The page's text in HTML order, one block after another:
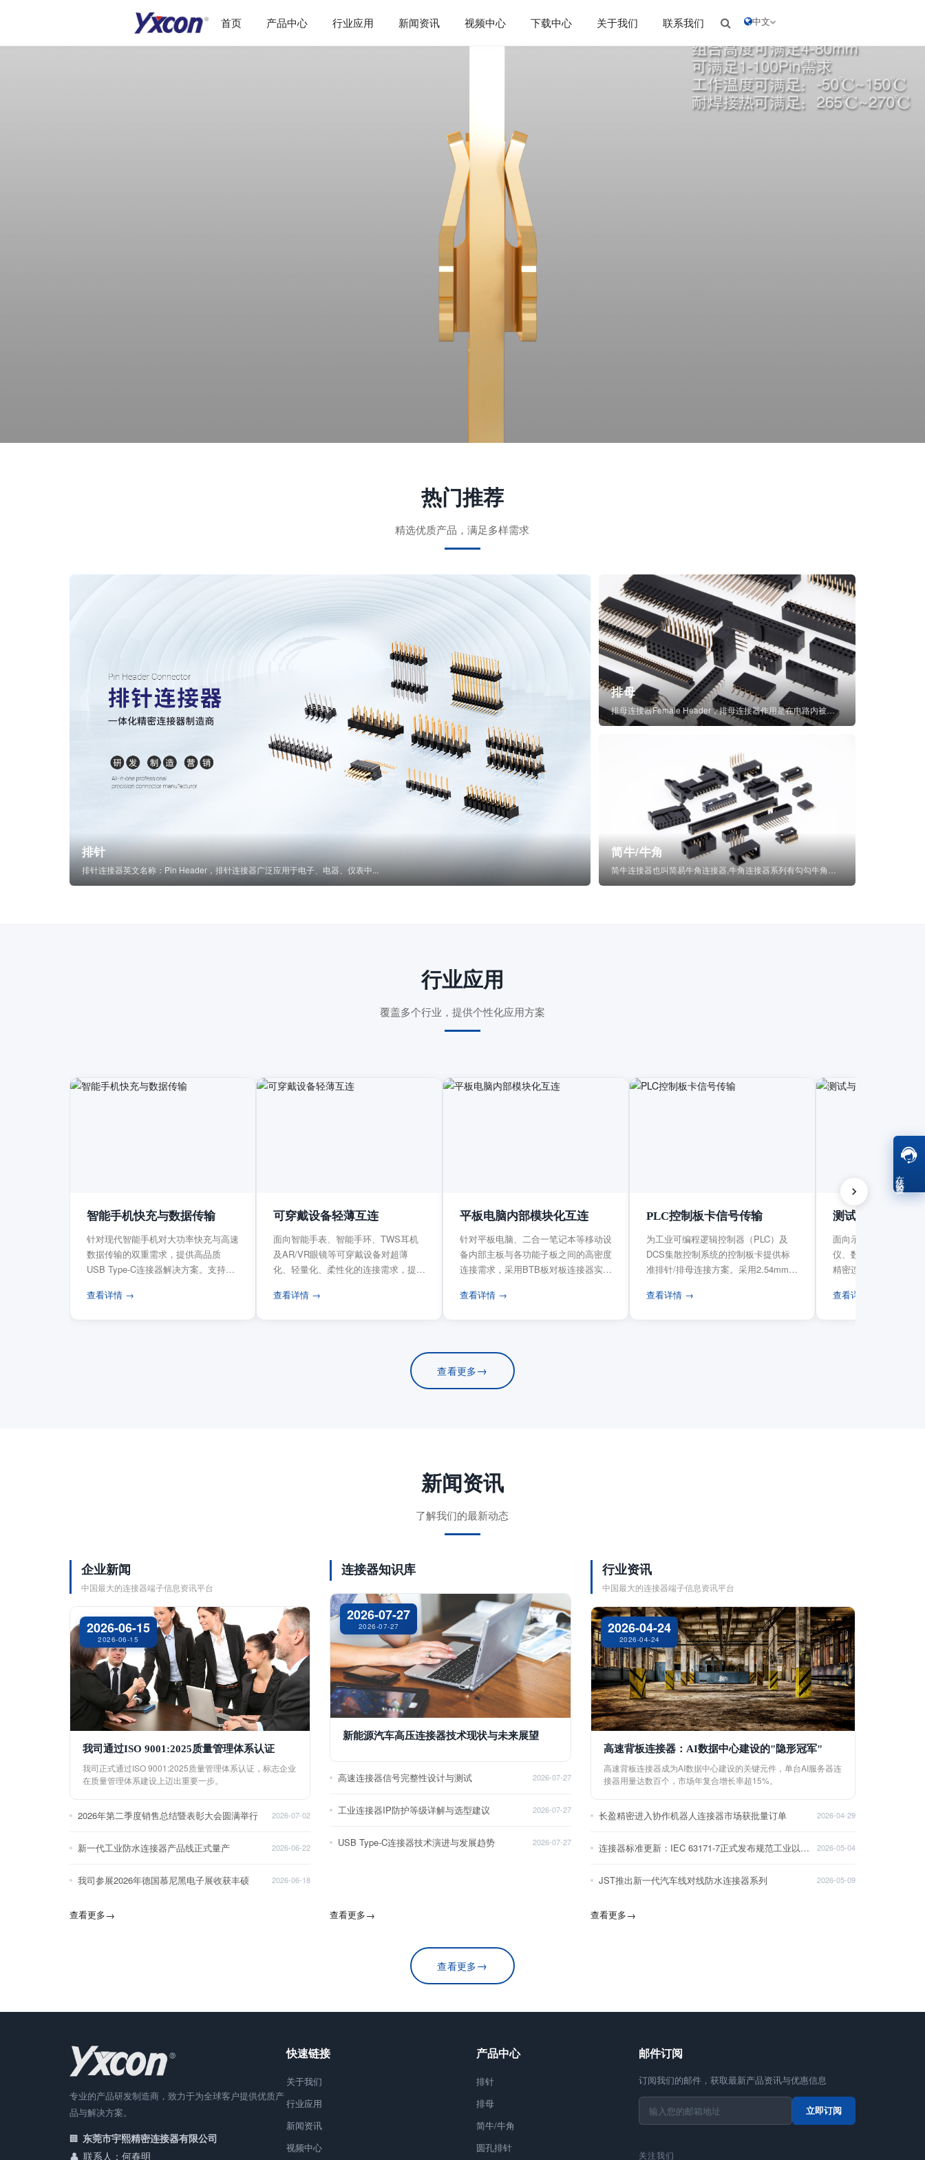
首页 产品中心 行业应用 新闻资讯 视频中心 下载中心 关于我们 联系我们 中文
热门推荐
精选优质产品，满足多样需求
排针
排针连接器英文名称：Pin Header，排针连接器广泛应用于电子、电器、仪表中...
排母
排母连接器Female Header，排母连接器作用是在电路内被阻断处或孤立不通...
简牛/牛角
行业应用
覆盖多个行业，提供个性化应用方案
智能手机快充与数据传输
针对现代智能手机对大功率快充与高速
数据传输的双重需求，提供高品质
USB Type-C连接器解决方案。支持
查看详情 →
可穿戴设备轻薄互连
面向智能手表、智能手环、TWS耳机
及AR/VR眼镜等可穿戴设备对超薄
化、轻量化、柔性化的连接需求，提供
查看详情 →
平板电脑内部模块化互连
针对平板电脑、二合一笔记本等移动设
备内部主板与各功能子板之间的高密度
连接需求，采用BTB板对板连接器实现
查看详情 →
PLC控制板卡信号传输
为工业可编程逻辑控制器（PLC）及
DCS集散控制系统的控制板卡提供标
准排针/排母连接方案。采用2.54mm标
查看详情 →
测试与测量设备
面向示波器、信号发
仪、数据采集卡等电
精密连接需求，提供
查看详情 →
查看更多→
新闻资讯
了解我们的最新动态
企业新闻
中国最大的连接器端子信息资讯平台
2026-06-15
2026-06-15
我司通过ISO 9001:2025质量管理体系认证
我司正式通过ISO 9001:2025质量管理体系认证，标志企业
在质量管理体系建设上迈出重要一步。
2026年第二季度销售总结暨表彰大会圆满举行 2026-07-02
新一代工业防水连接器产品线正式量产 2026-06-22
我司参展2026年德国慕尼黑电子展收获丰硕 2026-06-18
查看更多→
连接器知识库
2026-07-27
2026-07-27
新能源汽车高压连接器技术现状与未来展望
高速连接器信号完整性设计与测试 2026-07-27
工业连接器IP防护等级详解与选型建议 2026-07-27
USB Type-C连接器技术演进与发展趋势 2026-07-27
查看更多→
行业资讯
中国最大的连接器端子信息资讯平台
2026-04-24
2026-04-24
高速背板连接器：AI数据中心建设的"隐形冠军"
高速背板连接器成为AI数据中心建设的关键元件，单台AI服务器连
接器用量达数百个，市场年复合增长率超15%。
长盈精密进入协作机器人连接器市场获批量订单 2026-04-29
连接器标准更新：IEC 63171-7正式发布规范工业以太网接口 2026-05-04
JST推出新一代汽车线对线防水连接器系列 2026-05-09
查看更多→
查看更多→
专业的产品研发制造商，致力于为全球客户提供优质产
品与解决方案。
东莞市宇熙精密连接器有限公司
联系人：何春明
快速链接
关于我们
行业应用
新闻资讯
视频中心
产品中心
排针
排母
简牛/牛角
圆孔排针
邮件订阅
订阅我们的邮件，获取最新产品资讯与优惠信息
立即订阅
关注我们
在线客服